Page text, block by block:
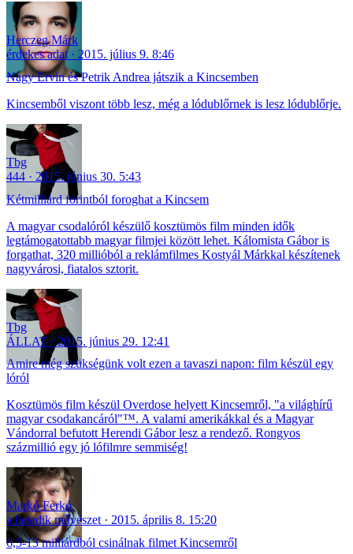
Herczeg Márk
érdekes adat
2015. július 9. 8:46
Nagy Ervin és Petrik Andrea játszik a Kincsemben
Kincsemből viszont több lesz, még a lódublőrnek is lesz lódublőrje.
Tbg
444
2015. június 30. 5:43
Kétmilliárd forintból foroghat a Kincsem
A magyar csodalóról készülő kosztümös film minden idők
legtámogatottabb magyar filmjei között lehet. Kálomista Gábor is
forgathat, 320 millióból a reklámfilmes Kostyál Márkkal készítenek
nagyvárosi, fiatalos sztorit.
Tbg
ÁLLAT
2015. június 29. 12:41
Amire még szükségünk volt ezen a tavaszi napon: film készül egy
lóról
Kosztümös film készül Overdose helyett Kincsemről, "a világhírű
magyar csodakancáról"™. A valami amerikákkal és a Magyar
Vándorral befutott Herendi Gábor lesz a rendező. Rongyos
százmillió egy jó lófilmre semmiség!
Markó Ferkó
a hetedik művészet
2015. április 8. 15:20
6,5-13 milliárdból csinálnak filmet Kincsemről